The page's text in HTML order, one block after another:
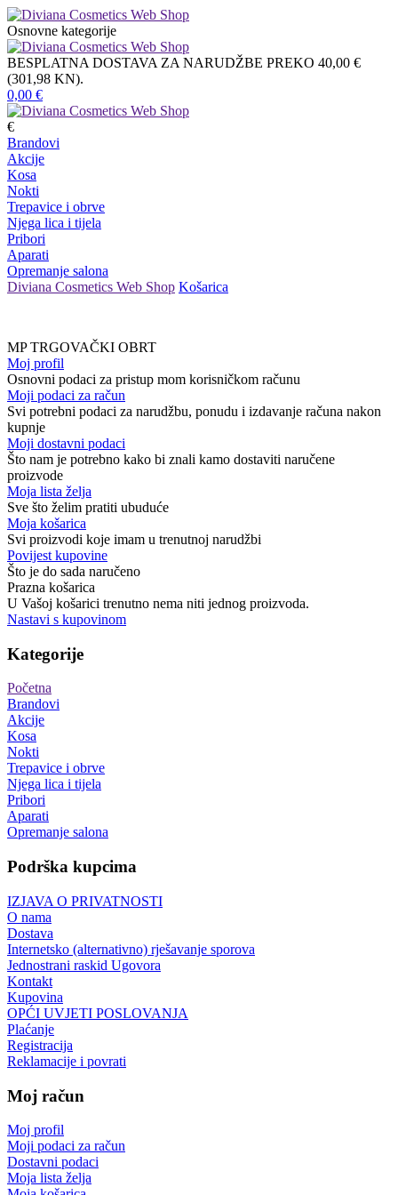
Osnovne kategorije
BESPLATNA DOSTAVA ZA NARUDŽBE PREKO 40,00 €
(301,98 KN).
0,00 €
€
Brandovi
Akcije
Kosa
Nokti
Trepavice i obrve
Njega lica i tijela
Pribori
Aparati
Opremanje salona
Diviana Cosmetics Web Shop Košarica
MP TRGOVAČKI OBRT
Moj profil
Osnovni podaci za pristup mom korisničkom računu
Moji podaci za račun
Svi potrebni podaci za narudžbu, ponudu i izdavanje računa nakon
kupnje
Moji dostavni podaci
Što nam je potrebno kako bi znali kamo dostaviti naručene
proizvode
Moja lista želja
Sve što želim pratiti ubuduće
Moja košarica
Svi proizvodi koje imam u trenutnoj narudžbi
Povijest kupovine
Što je do sada naručeno
Prazna košarica
U Vašoj košarici trenutno nema niti jednog proizvoda.
Nastavi s kupovinom
Kategorije
Početna
Brandovi
Akcije
Kosa
Nokti
Trepavice i obrve
Njega lica i tijela
Pribori
Aparati
Opremanje salona
Podrška kupcima
IZJAVA O PRIVATNOSTI
O nama
Dostava
Internetsko (alternativno) rješavanje sporova
Jednostrani raskid Ugovora
Kontakt
Kupovina
OPĆI UVJETI POSLOVANJA
Plaćanje
Registracija
Reklamacije i povrati
Moj račun
Moj profil
Moji podaci za račun
Dostavni podaci
Moja lista želja